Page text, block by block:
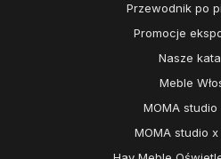
Przewodnik po
Promocje
Nasze
Meble
MOMA studio
MOMA studio x